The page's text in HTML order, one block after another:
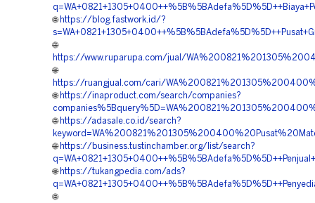
🌐 https://blog.fastwork.id/?
🌐
https://www.ruparupa.com/jual/
🌐
https://ruangjual.com/cari/
🌐 https://inaproduct.com/search/companies?
🌐 https://adasale.co.id/search?
🌐 https://business.tustinchamber.org/list/search?
🌐 https://tukangpedia.com/ads?
🌐